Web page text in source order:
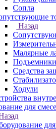
Сопла
Назад
Малярные
Подъемники
Средства
Ходули
для